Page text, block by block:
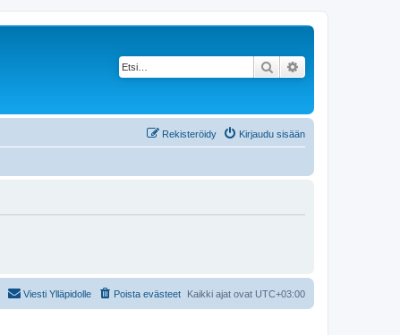
Etsi
Kirjaudu sisään
Rekisteröidy
Kaikki ajat ovat UTC+03:00
Poista evästeet
Viesti Ylläpidolle